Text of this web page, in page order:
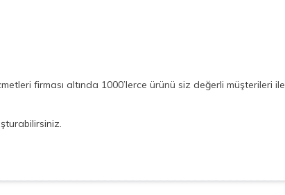
firması altında 1000’lerce ürünü siz değerli müşterileri ile